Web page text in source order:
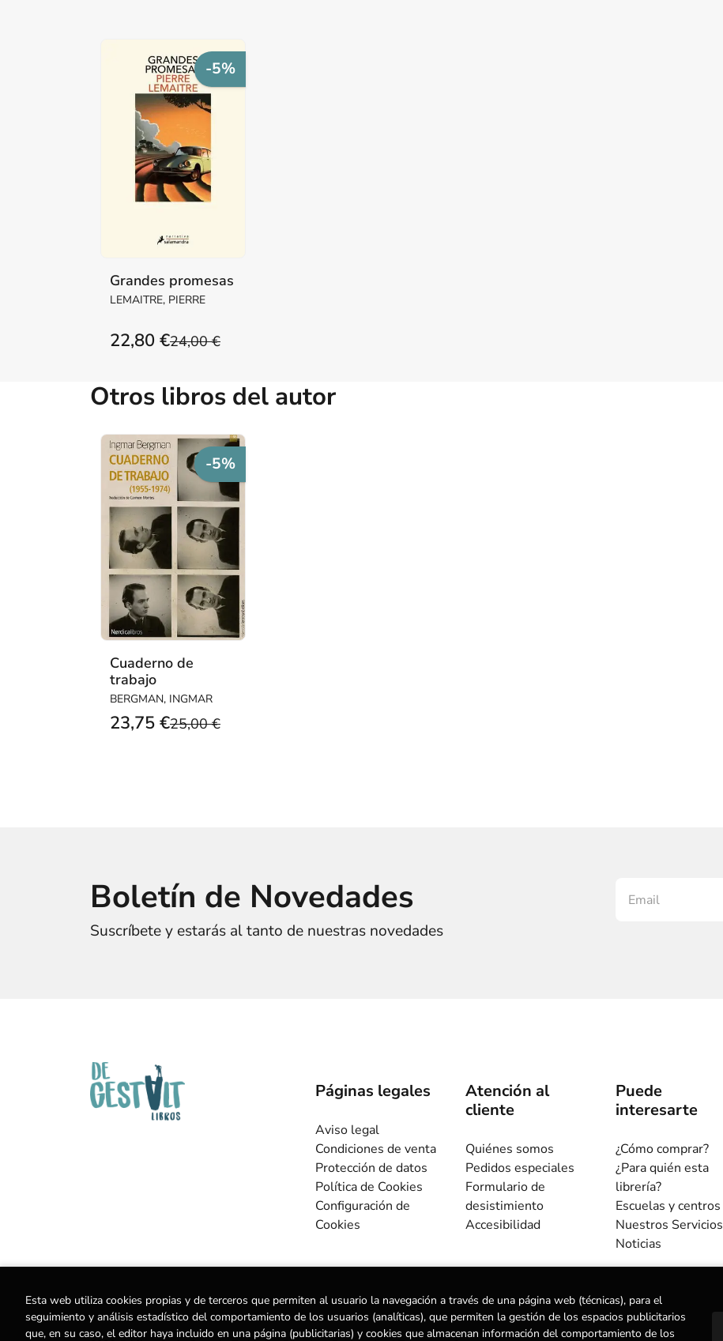
-5%
Grandes promesas
LEMAITRE, PIERRE
24,00 €
22,80 €
Otros libros del autor
-5%
Cuaderno de
trabajo
BERGMAN, INGMAR
25,00 €
23,75 €
Boletín de Novedades
Suscríbete y estarás al tanto de nuestras novedades
Páginas legales
Aviso legal
Condiciones de venta
Protección de datos
Política de Cookies
Configuración de
Cookies
Atención al
cliente
Quiénes somos
Pedidos especiales
Formulario de
desistimiento
Accesibilidad
Puede
interesarte
¿Cómo comprar?
¿Para quién esta
librería?
Escuelas y centros
Nuestros Servicios
Noticias
Esta web utiliza cookies propias y de terceros que permiten al usuario la navegación a través de una página web (técnicas), para el
seguimiento y análisis estadístico del comportamiento de los usuarios (analíticas), que permiten la gestión de los espacios publicitarios
que, en su caso, el editor haya incluido en una página (publicitarias) y cookies que almacenan información del comportamiento de los